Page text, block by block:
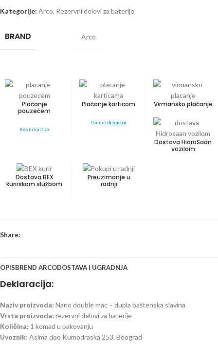
Kategorije: Arco, Rezervni delovi za baterije
BRAND Arco
Plaćanje
pouzećem
Keš ili kartica
Plaćanje karticom
Onlineili kuriru
Virmansko plaćanje
Dostava HidroSaan
vozilom
Dostava BEX
kurirskom službom
Preuzimanje u
radnji
Share:
OPISBREND ARCODOSTAVA I UGRADNJA
Deklaracija:
Naziv proizvoda: Nano double mac – dupla baštenska slavina
Vrsta proizvoda: rezervni delovi za baterije
Količina: 1 komad u pakovanju
Uvoznik: Asima doo Kumodraska 253, Beograd